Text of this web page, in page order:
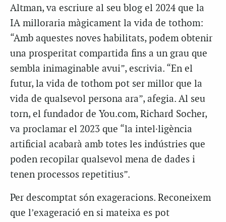
Altman, va escriure al seu blog el 2024 que la
IA milloraria màgicament la vida de tothom:
“Amb aquestes noves habilitats, podem obtenir
una prosperitat compartida fins a un grau que
sembla inimaginable avui”, escrivia. “En el
futur, la vida de tothom pot ser millor que la
vida de qualsevol persona ara”, afegia. Al seu
torn, el fundador de You.com, Richard Socher,
va proclamar el 2023 que “la intel·ligència
artificial acabarà amb totes les indústries que
poden recopilar qualsevol mena de dades i
tenen processos repetitius”.
Per descomptat són exageracions. Reconeixem
que l’exageració en si mateixa es pot